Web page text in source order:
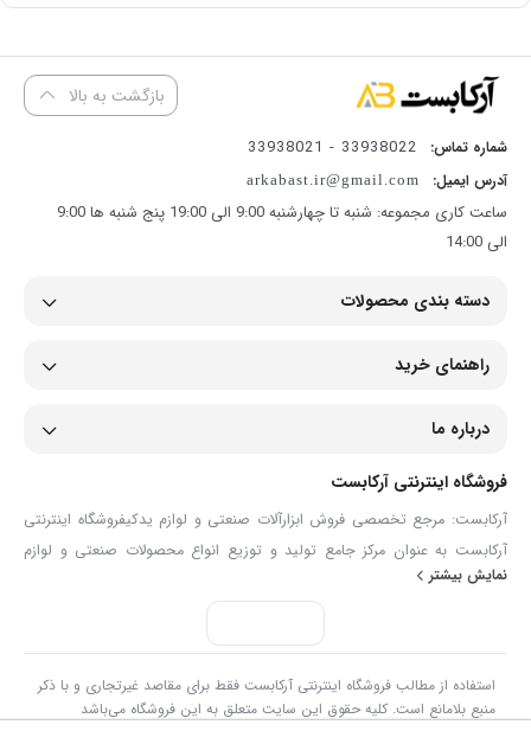
بازگشت به بالا
شماره تماس: 33938022 - 33938021
آدرس ایمیل: arkabast.ir@gmail.com
ساعت کاری مجموعه: شنبه تا چهارشنبه 9:00 الی 19:00 پنج شنبه ها 9:00
الی 14:00
دسته بندی محصولات
راهنمای خرید
درباره ما
فروشگاه اینترنتی آرکابست
آرکابست: مرجع تخصصی فروش ابزارآلات صنعتی و لوازم یدکیفروشگاه اینترنتی
آرکابست به عنوان مرکز جامع تولید و توزیع انواع محصولات صنعتی و لوازم
یدکی، همراهی مطمئن برای صنعتگران، تعمیرکاران و مصرف‌کنندگان حرفه‌ای
است. ما در آرکابست با گردآوری مجموعه‌ای گسترده از ابزارآلات دستی و برقی،
انواع شیلنگ و اتصالات، تجهیزات ایمنی، ابزارآلات دقیق و قطعات مصرفی مانند
بست فلزی، گریس‌ پمپ و لوازم پنچرگیری، تلاش می‌کنیم تا نیازهای تخصصی
شما را با بالاترین کیفیت و تنوع پاسخ دهیم.هدف ما در آرکابست، ارائه دسترسی
نمایش بیشتر
استفاده از مطالب فروشگاه اینترنتی آرکابست فقط برای مقاصد غیرتجاری و با ذکر
منبع بلامانع است. کلیه حقوق این سایت متعلق به این فروشگاه می‌باشد